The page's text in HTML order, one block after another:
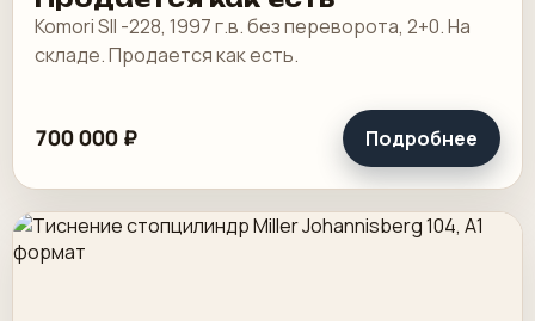
Komori SII -228, 1997 г.в. без переворота, 2+0. На
складе. Продается как есть.
700 000 ₽ Подробнее